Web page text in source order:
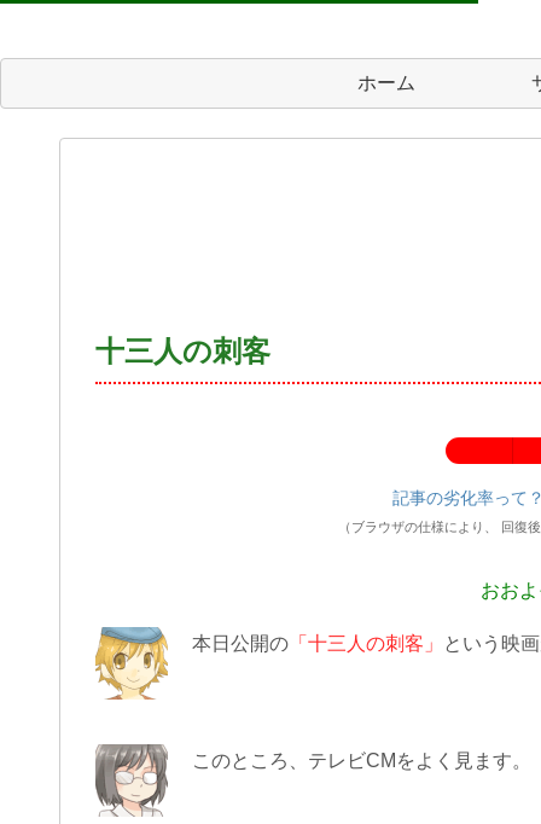
ホーム
十三人の刺客
記事の劣化率って
（ブラウザの仕様により、 回復
おお
本日公開の 「十三人の刺客」 という映
このところ、テレビCMをよく見ます。